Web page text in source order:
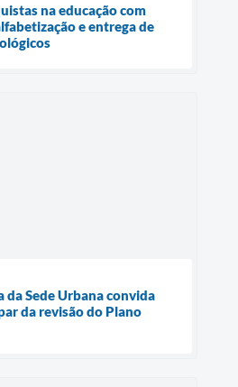
na educação com
e entrega de
Sede Urbana convida
da revisão do Plano